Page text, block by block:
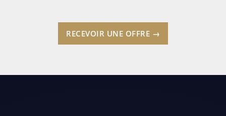
RECEVOIR UNE OFFRE →